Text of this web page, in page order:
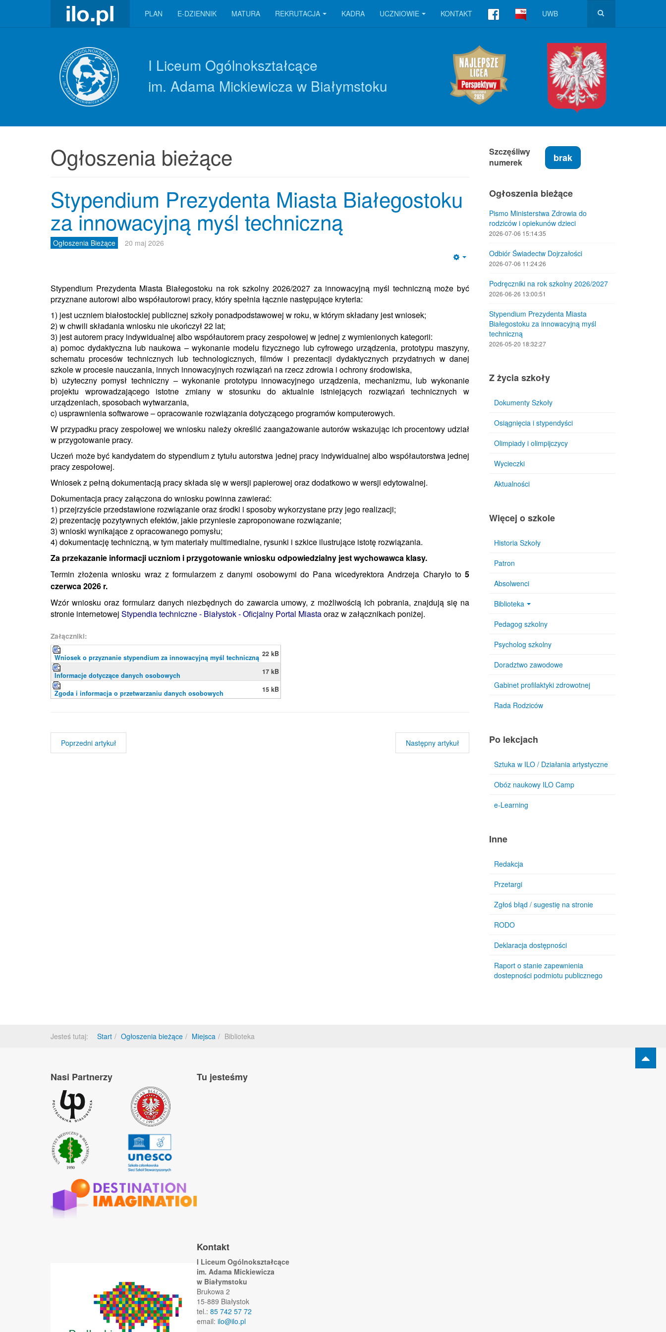
PLAN E-DZIENNIK MATURA REKRUTACJA KADRA UCZNIOWIE KONTAKT UWB
I Liceum Ogólnokształcące
im. Adama Mickiewicza w Białymstoku
Ogłoszenia bieżące
Stypendium Prezydenta Miasta Białegostoku
za innowacyjną myśl techniczną
Ogłoszenia Bieżące 20 maj 2026
Stypendium Prezydenta Miasta Białegostoku na rok szkolny 2026/2027 za innowacyjną myśl techniczną może być
przyznane autorowi albo współautorowi pracy, który spełnia łącznie następujące kryteria:
1) jest uczniem białostockiej publicznej szkoły ponadpodstawowej w roku, w którym składany jest wniosek;
2) w chwili składania wniosku nie ukończył 22 lat;
3) jest autorem pracy indywidualnej albo współautorem pracy zespołowej w jednej z wymienionych kategorii:
a) pomoc dydaktyczna lub naukowa – wykonanie modelu fizycznego lub cyfrowego urządzenia, prototypu maszyny,
schematu procesów technicznych lub technologicznych, filmów i prezentacji dydaktycznych przydatnych w danej
szkole w procesie nauczania, innych innowacyjnych rozwiązań na rzecz zdrowia i ochrony środowiska,
b) użyteczny pomysł techniczny – wykonanie prototypu innowacyjnego urządzenia, mechanizmu, lub wykonanie
projektu wprowadzającego istotne zmiany w stosunku do aktualnie istniejących rozwiązań technicznych w
urządzeniach, sposobach wytwarzania,
c) usprawnienia softwarowe – opracowanie rozwiązania dotyczącego programów komputerowych.
W przypadku pracy zespołowej we wniosku należy określić zaangażowanie autorów wskazując ich procentowy udział
w przygotowanie pracy.
Uczeń może być kandydatem do stypendium z tytułu autorstwa jednej pracy indywidualnej albo współautorstwa jednej
pracy zespołowej.
Wniosek z pełną dokumentacją pracy składa się w wersji papierowej oraz dodatkowo w wersji edytowalnej.
Dokumentacja pracy załączona do wniosku powinna zawierać:
1) przejrzyście przedstawione rozwiązanie oraz środki i sposoby wykorzystane przy jego realizacji;
2) prezentację pozytywnych efektów, jakie przyniesie zaproponowane rozwiązanie;
3) wnioski wynikające z opracowanego pomysłu;
4) dokumentację techniczną, w tym materiały multimedialne, rysunki i szkice ilustrujące istotę rozwiązania.
Za przekazanie informacji uczniom i przygotowanie wniosku odpowiedzialny jestwychowawca klasy.
Termin złożenia wniosku wraz z formularzem z danymi osobowymi do Pana wicedyrektora Andrzeja Charyło to 5
czerwca 2026 r.
Wzór wniosku oraz formularz danych niezbędnych do zawarcia umowy, z możliwością ich pobrania, znajdują się na
stronie internetowej Stypendia techniczne - Białystok - Oficjalny Portal Miastaoraz w załącznikach poniżej.
Załączniki:
Wniosek o przyznanie stypendium za innowacyjną myśl techniczną 22 kB
Informacje dotyczące danych osobowych 17 kB
Zgoda i informacja o przetwarzaniu danych osobowych 15 kB
Poprzedni artykuł Następny artykuł
Szczęśliwy
numerek
brak
Ogłoszenia bieżące
Pismo Ministerstwa Zdrowia do
rodziców i opiekunów dzieci
2026-07-06 15:14:35
Odbiór Świadectw Dojrzałości
2026-07-06 11:24:26
Podręczniki na rok szkolny 2026/2027
2026-06-26 13:00:51
Stypendium Prezydenta Miasta
Białegostoku za innowacyjną myśl
techniczną
2026-05-20 18:32:27
Z życia szkoły
Dokumenty Szkoły
Osiągnięcia i stypendyści
Olimpiady i olimpijczycy
Wycieczki
Aktualności
Więcej o szkole
Historia Szkoły
Patron
Absolwenci
Biblioteka
Pedagog szkolny
Psycholog szkolny
Doradztwo zawodowe
Gabinet profilaktyki zdrowotnej
Rada Rodziców
Po lekcjach
Sztuka w ILO / Działania artystyczne
Obóz naukowy ILO Camp
e-Learning
Inne
Redakcja
Przetargi
Zgłoś błąd / sugestię na stronie
RODO
Deklaracja dostępności
Raport o stanie zapewnienia
dostepności podmiotu publicznego
Jesteś tutaj: Start Ogłoszenia bieżące Miejsca Biblioteka
Nasi Partnerzy Tu jesteśmy
Kontakt
I Liceum Ogólnokształcące
im. Adama Mickiewicza
w Białymstoku
Brukowa 2
15-889 Białystok
tel.: 85 742 57 72
email: ilo@ilo.pl